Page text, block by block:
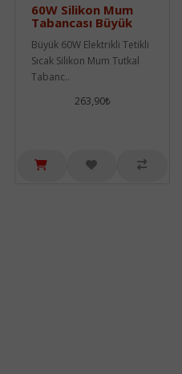
60W Silikon Mum
Tabancası Büyük
Büyük 60W Elektrikli Tetikli
Sıcak Silikon Mum Tutkal
Tabanc..
263,90₺